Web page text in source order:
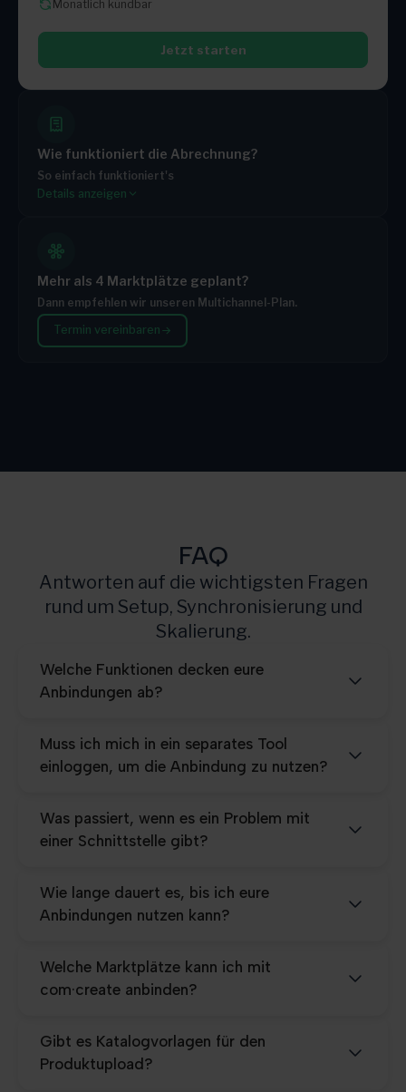
Monatlich kündbar
Jetzt starten
Wie funktioniert die Abrechnung?
So einfach funktioniert's
Details anzeigen
Jedes Paket enthält ein festes monatliches Kontingent
Brauchst du mehr? Du zahlst nur die zusätzlichen
Aufträge
Je größer dein Paket, desto günstiger der Preis pro
Zusatzauftrag
Monatlich kündbar – keine Mindestlaufzeit
Mehr als 4 Marktplätze geplant?
Dann empfehlen wir unseren Multichannel-Plan.
Termin vereinbaren
FAQ
Antworten auf die wichtigsten Fragen
rund um Setup, Synchronisierung und
Skalierung.
Welche Funktionen decken eure
Anbindungen ab?
Muss ich mich in ein separates Tool
einloggen, um die Anbindung zu nutzen?
Was passiert, wenn es ein Problem mit
einer Schnittstelle gibt?
Wie lange dauert es, bis ich eure
Anbindungen nutzen kann?
Welche Marktplätze kann ich mit
com·create anbinden?
Gibt es Katalogvorlagen für den
Produktupload?